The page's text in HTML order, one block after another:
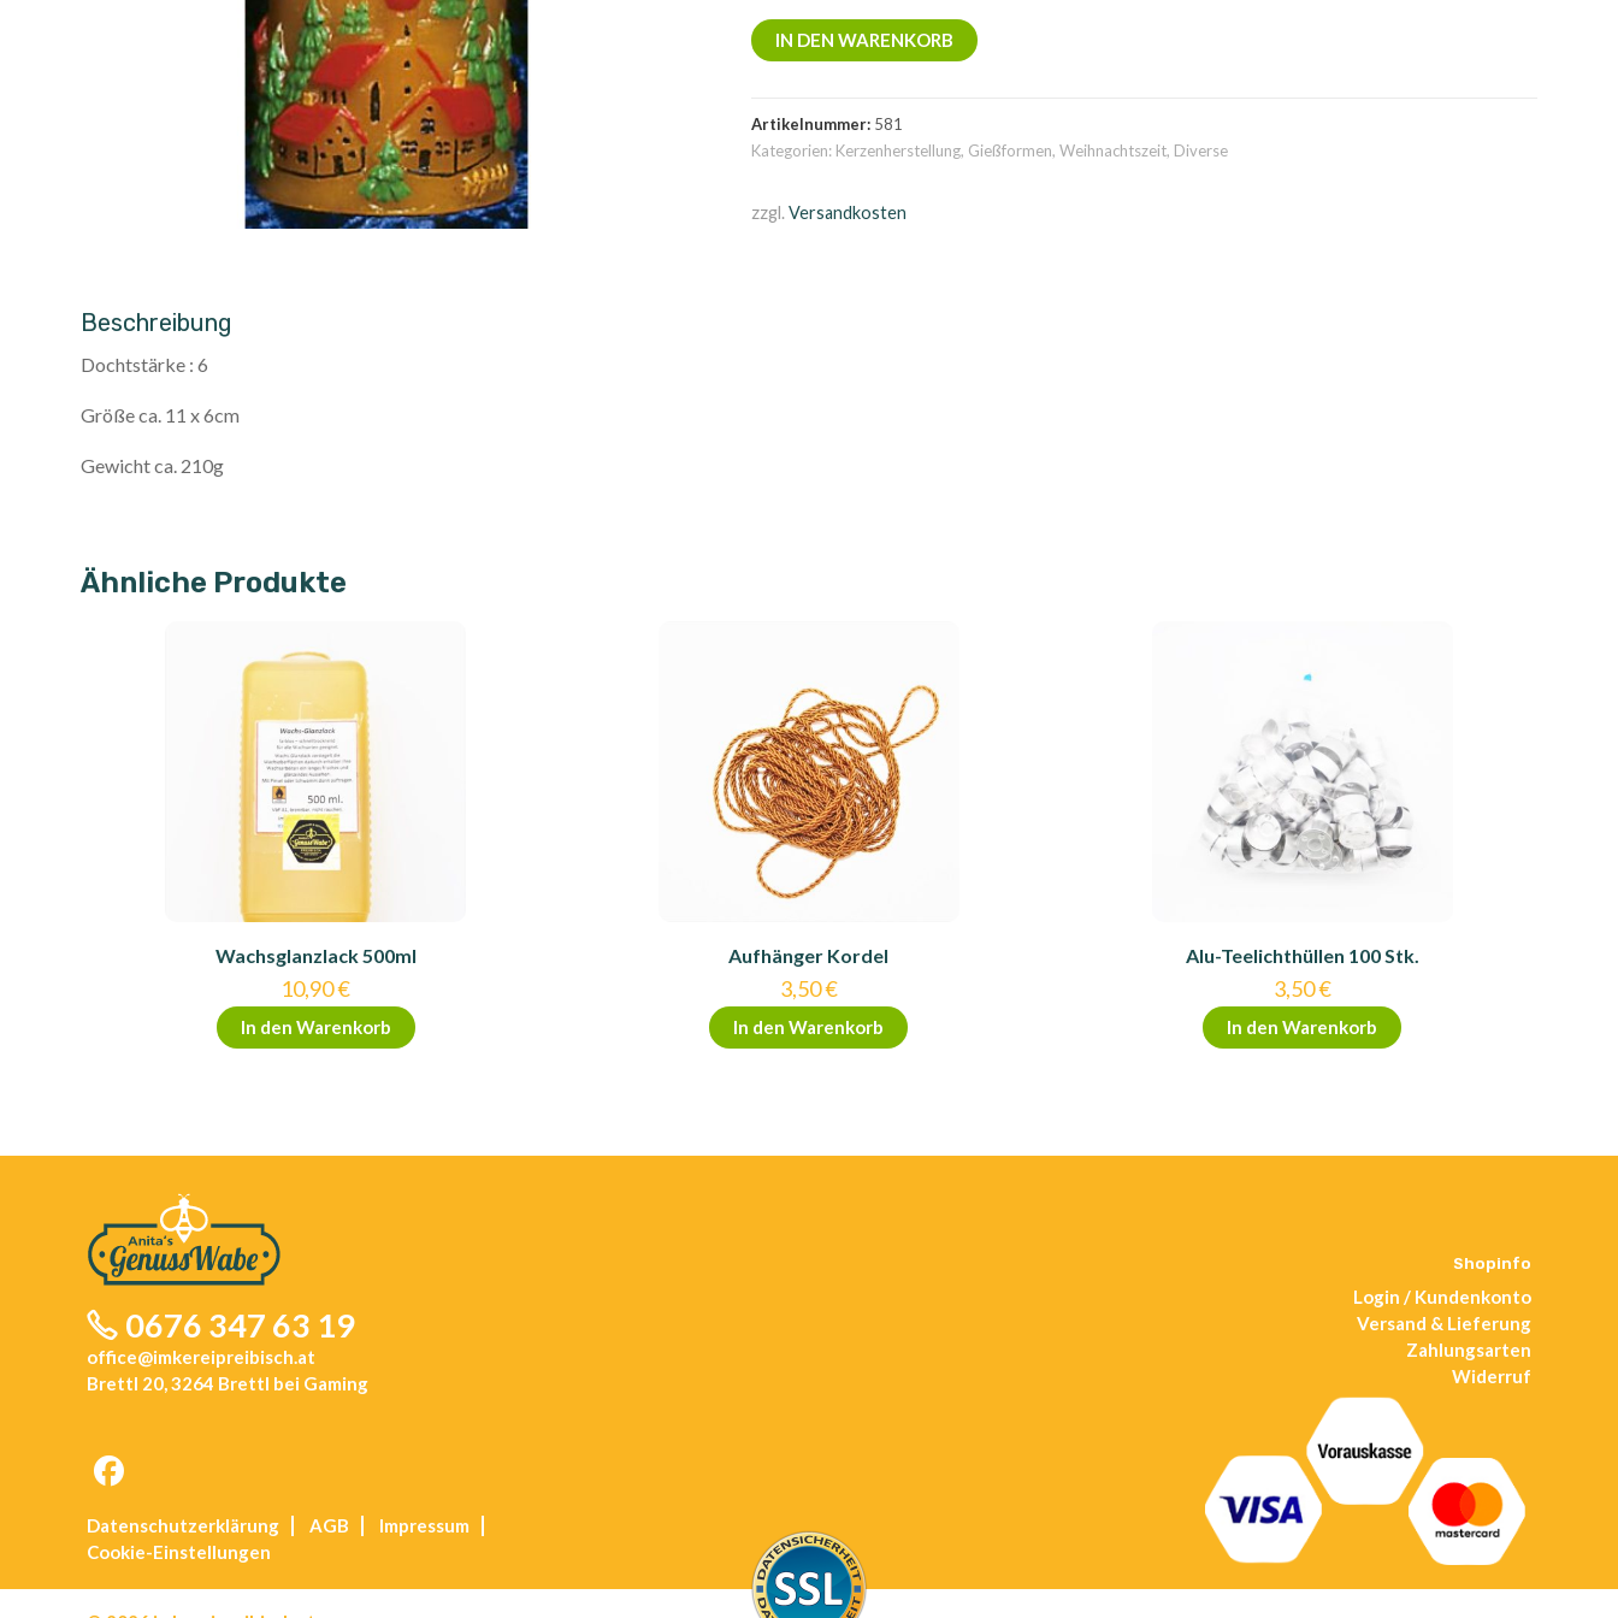
Gießform
Landschaftskerze
IN DEN WARENKORB
Artikelnummer: 581
Kategorien: Kerzenherstellung, Gießformen, Weihnachtszeit, Diverse
zzgl. Versandkosten
Beschreibung
Dochtstärke : 6
Größe ca. 11 x 6cm
Gewicht ca. 210g
Ähnliche Produkte
Wachsglanzlack 500ml
10,90€
In den Warenkorb
Aufhänger Kordel
3,50€
In den Warenkorb
Alu-Teelichthüllen 100 Stk.
3,50€
In den Warenkorb
0676 347 63 19
office@imkereipreibisch.at
Brettl 20, 3264 Brettl bei Gaming
in
a
Datenschutz­erklärung AGB
Impressum
Cookie-Einstellungen
Shopinfo
Login / Kundenkonto
Versand & Lieferung
Zahlungsarten
Widerruf